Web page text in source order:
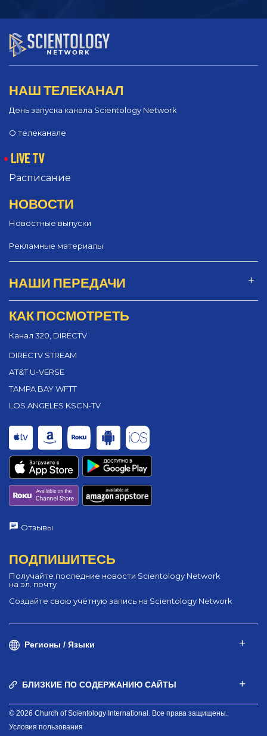
НАШ ТЕЛЕКАНАЛ
День запуска канала Scientology Network
О телеканале
LIVE TV
Расписание
НОВОСТИ
Новостные выпуски
Рекламные материалы
НАШИ ПЕРЕДАЧИ
КАК ПОСМОТРЕТЬ
Канал 320, DIRECTV
DIRECTV STREAM
AT&T U-VERSE
TAMPA BAY WFTT
LOS ANGELES KSCN-TV
Отзывы
ПОДПИШИТЕСЬ
Получайте последние новости Scientology Network
на эл. почту
Создайте свою учётную запись на Scientology Network
Регионы / Языки
БЛИЗКИЕ ПО СОДЕРЖАНИЮ САЙТЫ
© 2026 Church of Scientology International. Все права защищены.
Условия пользования